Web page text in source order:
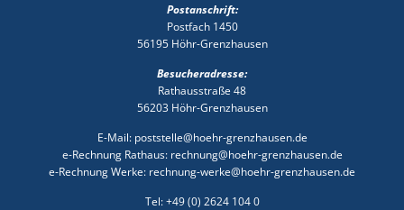
Postanschrift:
Postfach 1450
56195 Höhr-Grenzhausen
Besucheradresse:
Rathausstraße 48
56203 Höhr-Grenzhausen
E-Mail: poststelle@hoehr-grenzhausen.de
e-Rechnung Rathaus: rechnung@hoehr-grenzhausen.de
e-Rechnung Werke: rechnung-werke@hoehr-grenzhausen.de
Tel: +49 (0) 2624 104 0